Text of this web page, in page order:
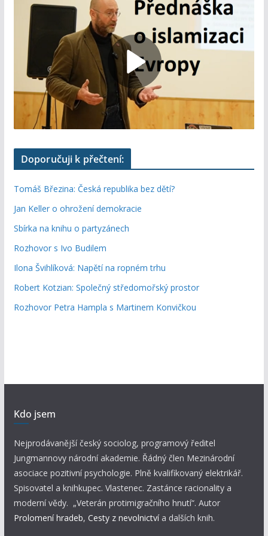
Doporučuji k přečtení:
Tomáš Březina: Česká republika bez dětí?
Jan Keller o ohrožení demokracie
Sbírka na knihu o partyzánech
Rozhovor s Ivo Budilem
Ilona Švihlíková: Napětí na ropném trhu
Robert Kotzian: Společný středomořský prostor
Rozhovor Petra Hampla s Martinem Konvičkou
Kdo jsem
Nejprodávanější český sociolog, programový ředitel
Jungmannovy národní akademie. Řádný člen Mezinárodní
asociace pozitivní psychologie. Plně kvalifikovaný elektrikář.
Spisovatel a knihkupec. Vlastenec. Zastánce racionality a
moderní vědy. „Veterán protimigračního hnutí“. Autor
Prolomení hradeb, Cesty z nevolnictví a dalších knih.